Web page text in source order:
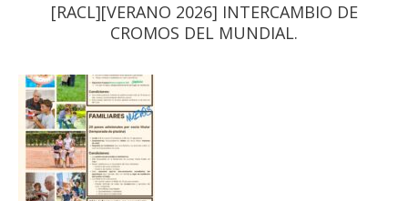
[RACL][VERANO 2026] INTERCAMBIO DE
CROMOS DEL MUNDIAL.